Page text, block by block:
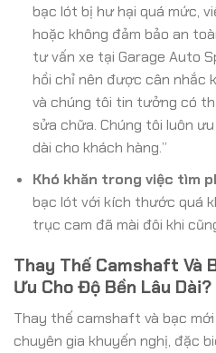
bạc lót bị hư hại quá mức,
hoặc không đảm bảo an
tư vấn xe tại Garage Auto
hồi chỉ nên được cân nhắc
và chúng tôi tin tưởng có
sửa chữa. Chúng tôi luôn
dài cho khách hàng.”
Khó khăn trong việc tìm
bạc lót với kích thước quá
trục cam đã mài đôi khi
Thay Thế Camshaft Và
Ưu Cho Độ Bền Lâu Dài?
Thay thế camshaft và bạc
chuyên gia khuyến nghị, đặc